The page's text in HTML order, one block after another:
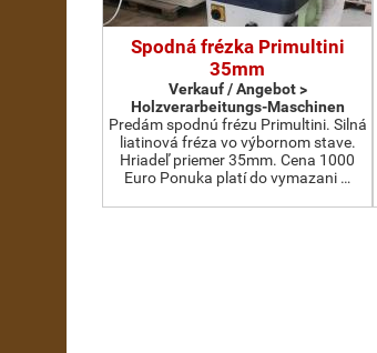
Spodná frézka Primultini
35mm
Verkauf / Angebot >
Holzverarbeitungs-Maschinen
Predám spodnú frézu Primultini. Silná
liatinová fréza vo výbornom stave.
Hriadeľ priemer 35mm. Cena 1000
Euro Ponuka platí do vymazani …